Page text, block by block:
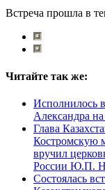
Встреча прошла в
Читайте так же:
Исполнилось
Александра
Глава
Костромскую
вручил
России Ю.П.
Состоялась